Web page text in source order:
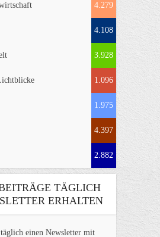
4.279
4.108
3.928
1.096
1.975
4.397
2.882
TÄGLICH
ERHALTEN
einen Newsletter mit